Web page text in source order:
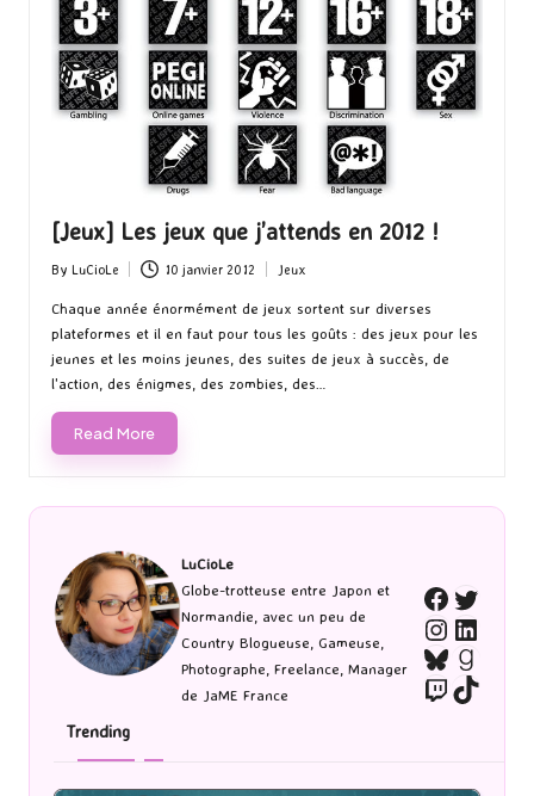
[Jeux] Les jeux que j’attends en 2012 !
Posted
by
By LuCioLe 10 janvier 2012
Posted
in
Jeux
Chaque année énormément de jeux sortent sur diverses
plateformes et il en faut pour tous les goûts : des jeux pour les
jeunes et les moins jeunes, des suites de jeux à succès, de
l'action, des énigmes, des zombies, des…
Read More
LuCioLe
Globe-trotteuse entre Japon et
Normandie, avec un peu de
Country Blogueuse, Gameuse,
Photographe, Freelance, Manager
de JaME France
Bluesky
TwitchTikTok
Trending